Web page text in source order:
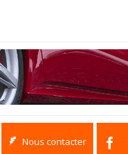
Nous contacter